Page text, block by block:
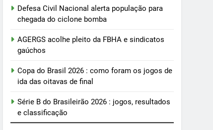
Defesa Civil Nacional alerta população para
chegada do ciclone bomba
AGERGS acolhe pleito da FBHA e sindicatos
gaúchos
Copa do Brasil 2026 : como foram os jogos de
ida das oitavas de final
Série B do Brasileirão 2026 : jogos, resultados
e classificação